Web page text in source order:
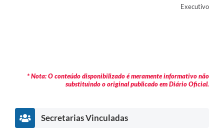
Executivo
* Nota: O conteúdo disponibilizado é meramente informativo não
substituindo o original publicado em Diário Oficial.
Secretarias Vinculadas